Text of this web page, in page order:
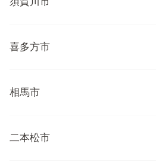
喜多方市
相馬市
二本松市